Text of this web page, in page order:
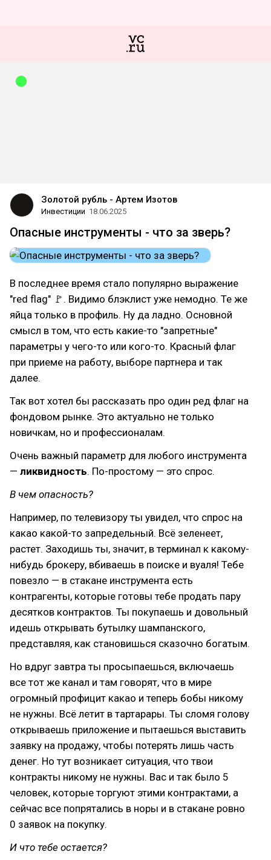
Золотой рубль - Артем Изотов
Инвестиции 18.06.2025
Опасные инструменты - что за зверь?
В последнее время стало популярно выражение
"red flag" 🚩. Видимо блэклист уже немодно. Те же
яйца только в профиль. Ну да ладно. Основной
смысл в том, что есть какие-то "запретные"
параметры у чего-то или кого-то. Красный флаг
при приеме на работу, выборе партнера и так
далее.
Так вот хотел бы рассказать про один ред флаг на
фондовом рынке. Это актуально не только
новичкам, но и профессионалам.
Очень важный параметр для любого инструмента
— ликвидность. По-простому — это спрос.
В чем опасность?
Например, по телевизору ты увидел, что спрос на
какао какой-то запредельный. Всё зеленеет,
растет. Заходишь ты, значит, в терминал к какому-
нибудь брокеру, вбиваешь в поиске и вуаля! Тебе
повезло — в стакане инструмента есть
контрагенты, которые готовы тебе продать пару
десятков контрактов. Ты покупаешь и довольный
идешь открывать бутылку шампанского,
представляя, как становишься сказочно богатым.
Но вдруг завтра ты просыпаешься, включаешь
все тот же канал и там говорят, что в мире
огромный профицит какао и теперь бобы никому
не нужны. Всё летит в тартарары. Ты сломя голову
открываешь приложение и пытаешься выставить
заявку на продажу, чтобы потерять лишь часть
денег. Но тут возникает ситуация, что твои
контракты никому не нужны. Вас и так было 5
человек, которые торгуют этими контрактами, а
сейчас все попрятались в норы и в стакане ровно
0 заявок на покупку.
И что тебе остается?